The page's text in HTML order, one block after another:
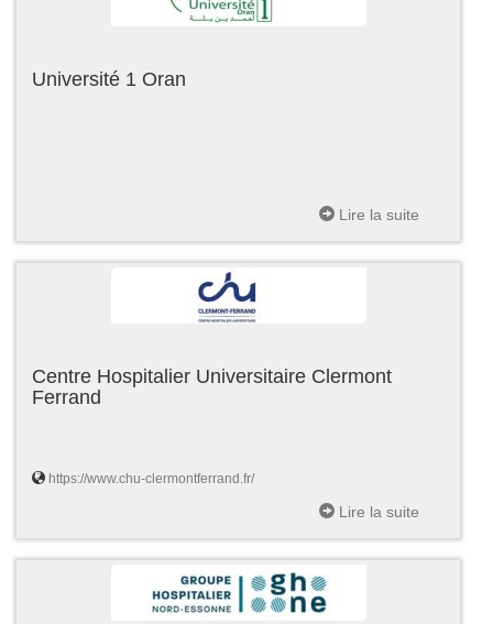
Université 1 Oran
Lire la suite
Centre Hospitalier Universitaire Clermont
Ferrand
https://www.chu-clermontferrand.fr/
Lire la suite